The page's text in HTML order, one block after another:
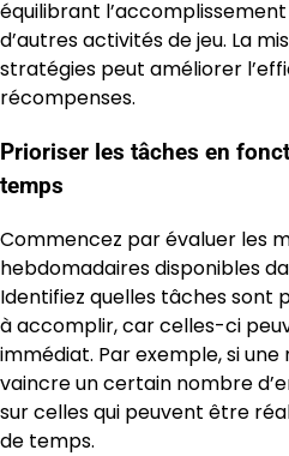
équilibrant
d’autres activités de jeu. La
stratégies peut améliorer
récompenses.
Prioriser les tâches en
temps
Commencez par évaluer les
hebdomadaires disponibles
Identifiez quelles tâches sont
à accomplir, car celles-ci
immédiat. Par exemple, si une
vaincre un certain nombre
sur celles qui peuvent être
de temps.